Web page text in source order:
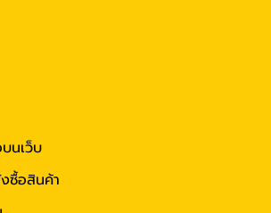
นเว็บ
ซื้อสินค้า